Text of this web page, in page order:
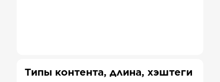
Типы контента, длина, хэштеги